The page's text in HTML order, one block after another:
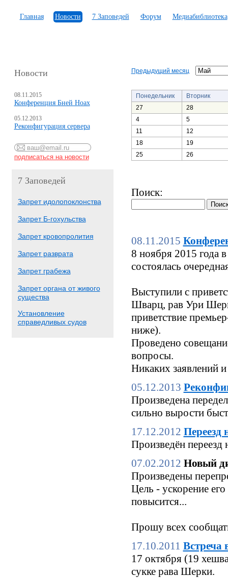
Главная Новости 7 Заповедей Форум Медиабиблиотека
Новости
08.11.2015
Конференция Бней Ноах
05.12.2013
Реконфигурация сервера
7 Заповедей
Запрет идолопоклонства
Запрет Б-гохульства
Запрет кровопролития
Запрет разврата
Запрет грабежа
Запрет органа от живого
существа
Установление
справедливых судов
Предыдущий месяц
Понедельник
Вторник
27
28
4
5
11
12
18
19
25
26
Поиск:
08.11.2015
8 ноября 2015 года
состоялась
Выступили с
Шварц, рав Ури
приветствие
ниже).
Проведено
вопросы.
Никаких заявлений
05.12.2013
Произведена
сильно вырости
17.12.2012 Переезд
Произведён переезд
07.02.2012 Новый
Произведены
Цель - ускорение
повысится...
Прошу всех
17.10.2011 Встреча
17 октября (19
сукке рава Шерки.